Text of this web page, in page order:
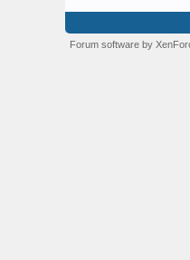
Forum software by